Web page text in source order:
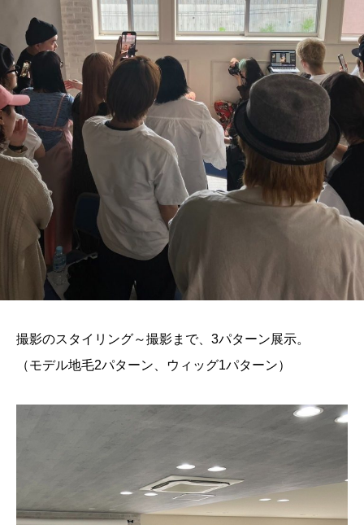
撮影のスタイリング～撮影まで、3パターン展示。
（モデル地毛2パターン、ウィッグ1パターン）